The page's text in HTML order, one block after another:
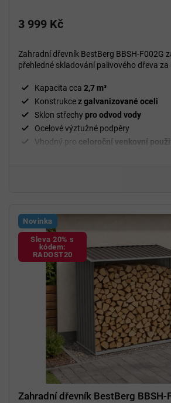
3 999 Kč
Zahradní dřevník BestBerg BBSH-F002G
přehledné skladování palivového dřeva
Kapacita cca 2,7 m³
Konstrukcez galvanizované oceli
Sklon střechy pro odvod vody
Ocelové výztužné podpěry
Vhodný pro celoroční venkovní
Novinka
Sleva 20% s
kódem:
RADOST20
Zahradní dřevník BestBerg BBSH-